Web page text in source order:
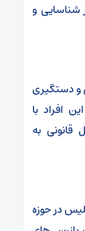
شناسایی و
و دستگیری
افراد با
قانونی به
در حوزه